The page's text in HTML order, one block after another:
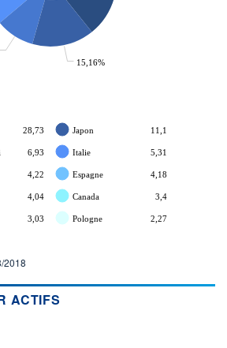
15,16%
28,73 Japon 11,1
6,93 Italie 5,31
4,22 Espagne 4,18
4,04 Canada 3,4
3,03 Pologne 2,27
2018
ACTIFS